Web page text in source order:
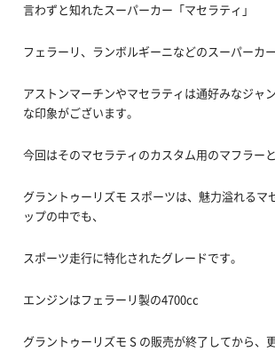
言わずと知れたスーパーカー「マセラティ」
フェラーリ、ランボルギーニなどのスーパーカー
アストンマーチンやマセラティは通好みなジャ
な印象がございます。
今回はそのマセラティのカスタム用のマフラーと
グラントゥーリズモ スポーツは、魅力溢れるマ
ップの中でも、
スポーツ走行に特化されたグレードです。
エンジンはフェラーリ製の4700cc
グラントゥーリズモ S の販売が終了してから、